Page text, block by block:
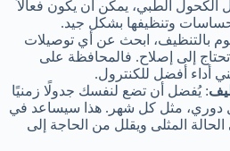
الكحول الطبي، يمكن أن يكون فعالاً
وتنظيفها بشكل جيد.
بالتنظيف، ابحث عن أي توصيلات
إلى إصلاح. فالمحافظة على
أداء أفضل للكنترول.
: يُفضل أن تضع لنفسك جدولًا زمنيًا
دوري، مثل كل شهر. هذا سيساعد في
المثلى ويقلل من الحاجة إلى